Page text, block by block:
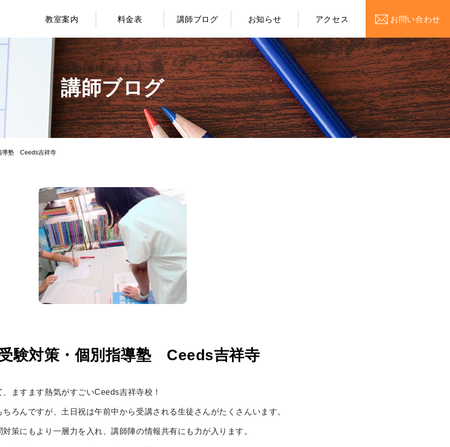
教室案内 料金表 講師ブログ お知らせ アクセス お問い合わせ
講師ブログ
導塾 Ceeds吉祥寺
験対策・個別指導塾 Ceeds吉祥寺
ますます熱気がすごいCeeds吉祥寺校！
ろんですが、土日祝は午前中から受講される生徒さんがたくさんいます。
対策にもより一層力を入れ、講師陣の情報共有にも力が入ります。